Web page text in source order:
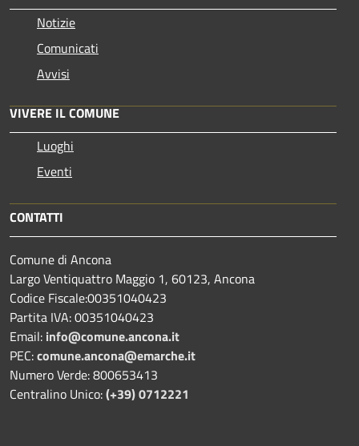
Notizie
Comunicati
Avvisi
VIVERE IL COMUNE
Luoghi
Eventi
CONTATTI
Comune di Ancona
Largo Ventiquattro Maggio 1, 60123, Ancona
Codice Fiscale:00351040423
Partita IVA: 00351040423
Email: info@comune.ancona.it
PEC:comune.ancona@emarche.it
Numero Verde: 800653413
Centralino Unico:(+39) 0712221